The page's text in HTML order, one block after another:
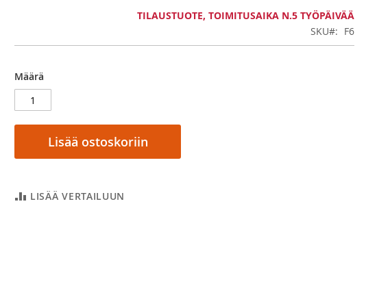
TILAUSTUOTE, TOIMITUSAIKA N.5 TYÖPÄIVÄÄ
SKU
F6
Määrä
Lisää ostoskoriin
LISÄÄ VERTAILUUN